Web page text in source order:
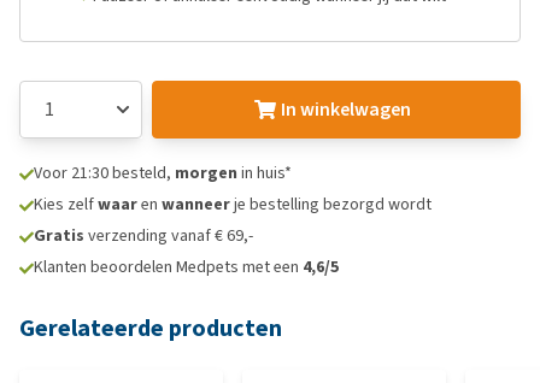
In winkelwagen
Voor 21:30 besteld, morgen in huis*
Kies zelfwaaren wanneerje bestelling bezorgd wordt
Gratis verzending vanaf € 69,-
Klanten beoordelen Medpets met een 4,6/5
Gerelateerde producten